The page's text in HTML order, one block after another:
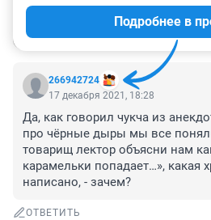
266942724
Подробнее в
17 декабря 2021, 18:28
Да, как говорил чукча из
про чёрные дыры мы все
товарищ лектор объясни нам
карамельки попадает…», какая
написано, - зачем?
ОТВЕТИТЬ